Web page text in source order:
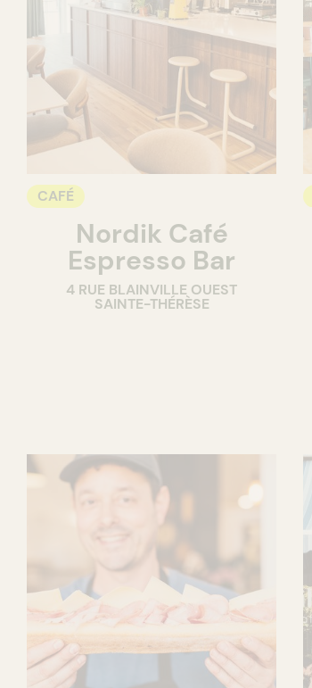
CAFÉ
Nordik Café
Espresso Bar
4 RUE BLAINVILLE OUEST
SAINTE-THÉRÈSE